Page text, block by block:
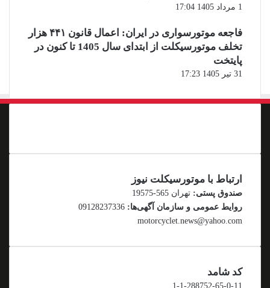
1 مرداد 1405 17:04
فاجعه موتورسواری در ایران: اعمال قانون ۴۴۱ هزار
تخلف موتورسیکلت از ابتدای سال 1405 تا کنون در
پایتخت
31 تیر 1405 17:23
ارتباط با موتورسیکلت نیوز
صندوق پستی: تهران 565-19575
روایط عمومی و سازمان آگهی‌ها:
motorcyclet.news@yahoo.com
کد شامد
1-1-288752-65-0-11